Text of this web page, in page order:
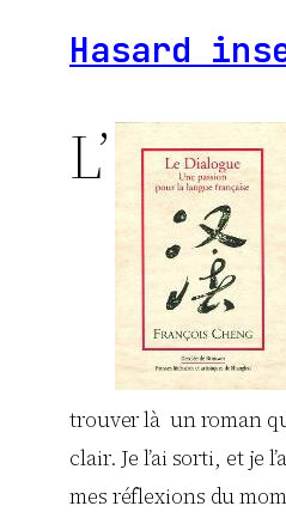
Hasard
L’
trouver là un roman
clair. Je l’ai sorti, et je
mes réflexions du